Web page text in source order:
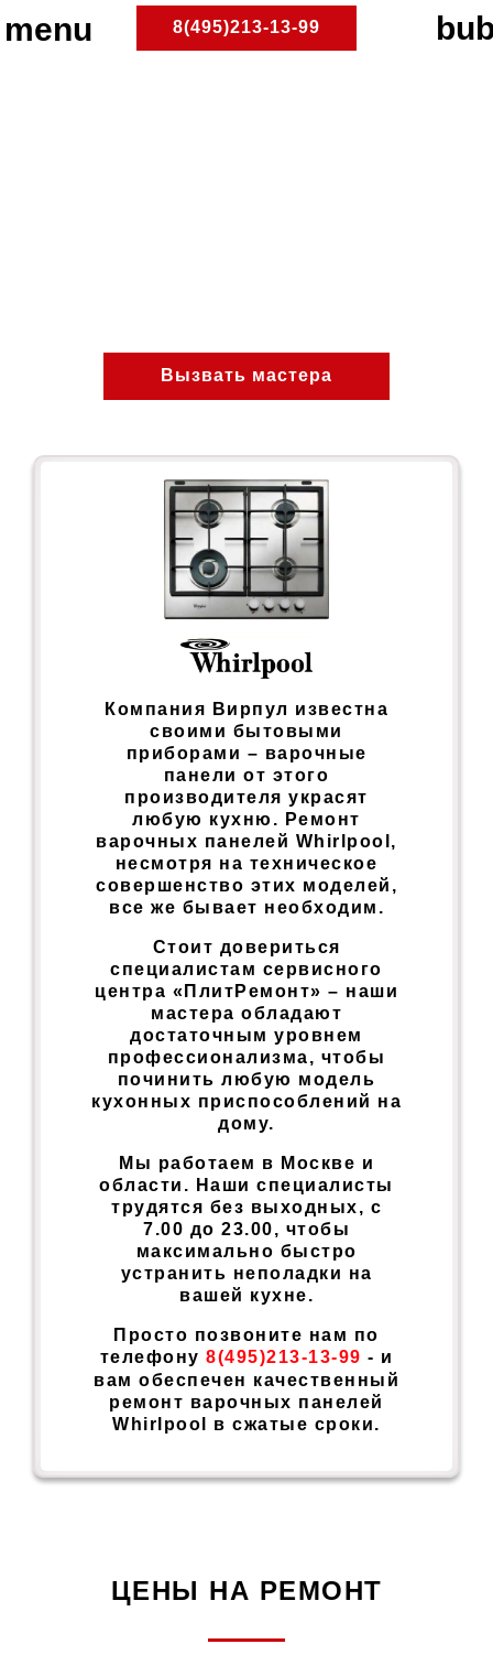
8(495)213-13-99
Вызвать мастера
Компания Вирпул известна
своими бытовыми
приборами – варочные
панели от этого
производителя украсят
любую кухню. Ремонт
варочных панелей Whirlpool,
несмотря на техническое
совершенство этих моделей,
все же бывает необходим.
Стоит довериться
специалистам сервисного
центра «ПлитРемонт» – наши
мастера обладают
достаточным уровнем
профессионализма, чтобы
починить любую модель
кухонных приспособлений на
дому.
Мы работаем в Москве и
области. Наши специалисты
трудятся без выходных, с
7.00 до 23.00, чтобы
максимально быстро
устранить неполадки на
вашей кухне.
Просто позвоните нам по
телефону 8(495)213-13-99 - и
вам обеспечен качественный
ремонт варочных панелей
Whirlpool в сжатые сроки.
ЦЕНЫ НА РЕМОНТ